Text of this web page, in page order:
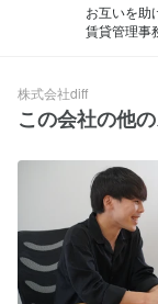
お互いを助
賃貸管理事
株式会社diff
この会社の他